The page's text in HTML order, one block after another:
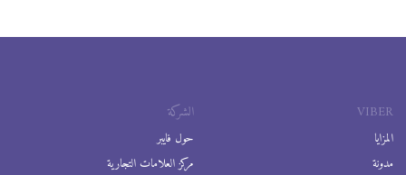
VIBER
المزايا
مدونة
الشركة
حول فايبر
مركز العلامات التجارية